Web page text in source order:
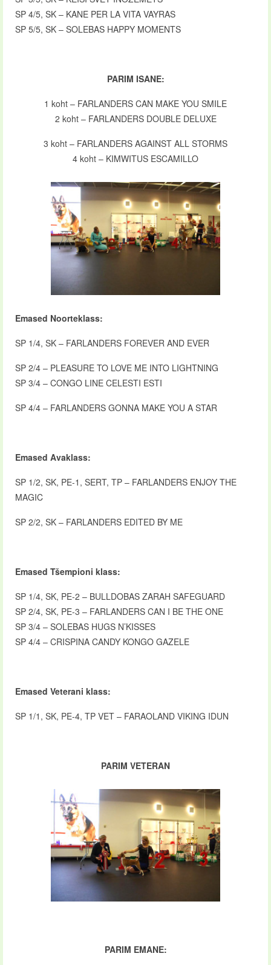
SP 4/5, SK – KANE PER LA VITA VAYRAS
SP 5/5, SK – SOLEBAS HAPPY MOMENTS
PARIM ISANE:
1 koht – FARLANDERS CAN MAKE YOU SMILE
2 koht – FARLANDERS DOUBLE DELUXE
3 koht – FARLANDERS AGAINST ALL STORMS
4 koht – KIMWITUS ESCAMILLO
Emased Noorteklass:
SP 1/4, SK – FARLANDERS FOREVER AND EVER
SP 2/4 – PLEASURE TO LOVE ME INTO LIGHTNING
SP 3/4 – CONGO LINE CELESTI ESTI
SP 4/4 – FARLANDERS GONNA MAKE YOU A STAR
Emased Avaklass:
SP 1/2, SK, PE-1, SERT, TP – FARLANDERS ENJOY THE
MAGIC
SP 2/2, SK – FARLANDERS EDITED BY ME
Emased Tšempioni klass:
SP 1/4, SK, PE-2 – BULLDOBAS ZARAH SAFEGUARD
SP 2/4, SK, PE-3 – FARLANDERS CAN I BE THE ONE
SP 3/4 – SOLEBAS HUGS N’KISSES
SP 4/4 – CRISPINA CANDY KONGO GAZELE
Emased Veterani klass:
SP 1/1, SK, PE-4, TP VET – FARAOLAND VIKING IDUN
PARIM VETERAN
PARIM EMANE: